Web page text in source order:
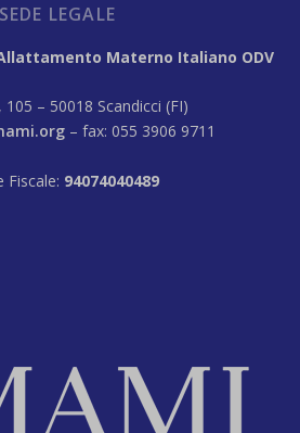
SEDE LEGALE
Materno Italiano ODV
105 – 50018 Scandicci (FI)
– fax: 055 3906 9711
Fiscale: 94074040489